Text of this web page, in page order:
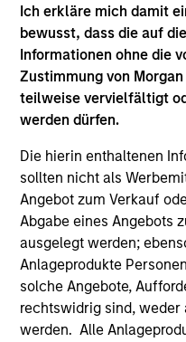
Ich erkläre mich damit
bewusst, dass die auf
Informationen ohne die
Zustimmung von
teilweise vervielfältigt
werden dürfen.
Die hierin enthaltenen
sollten nicht als
Angebot zum Verkauf
Abgabe eines Angebots
ausgelegt werden;
Anlageprodukte
solche Angebote,
rechtswidrig sind,
werden. Alle
Johns Hopkins
International Studies
May not represent all
The information on this
purposes only. The
not constitute and
offering of advisory
solicitation of an offer
jurisdiction in which
purchase or sale would
securities, insurance or
All investing involves